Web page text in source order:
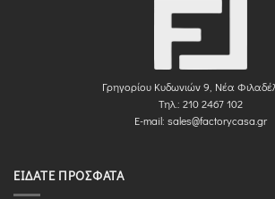
Γρηγορίου Κυδωνιών 9, Νέα
Τηλ.: 210 2467 102
E-mail: sales@factorycasa.gr
ΕΊΔΑΤΕ ΠΡΌΣΦΑΤΑ